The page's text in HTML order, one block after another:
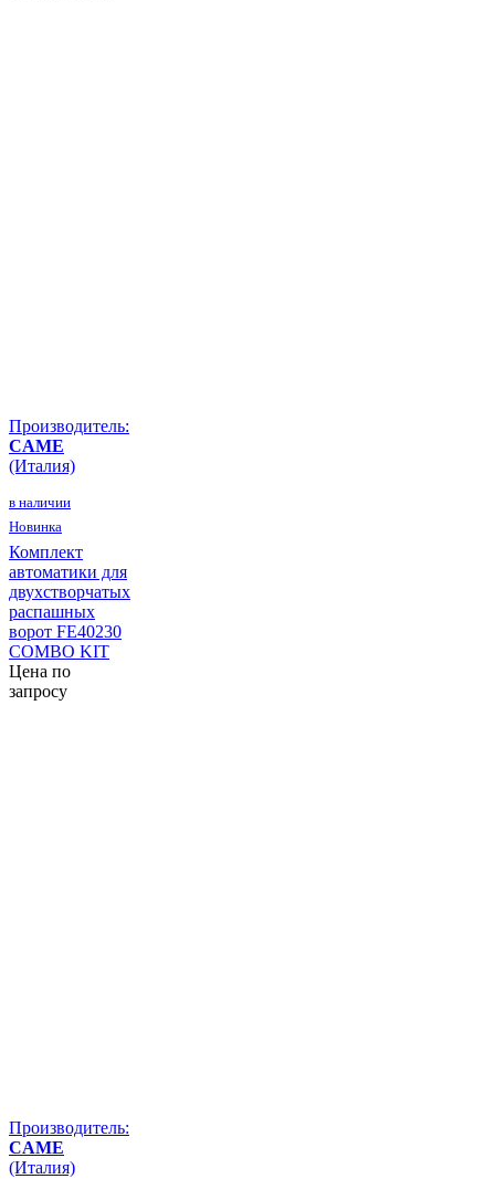
Производитель:
CAME
(Италия)
в наличии
Новинка
Комплект
автоматики для
двухстворчатых
распашных
ворот FE40230
COMBO KIT
Цена по
запросу
Производитель:
CAME
(Италия)